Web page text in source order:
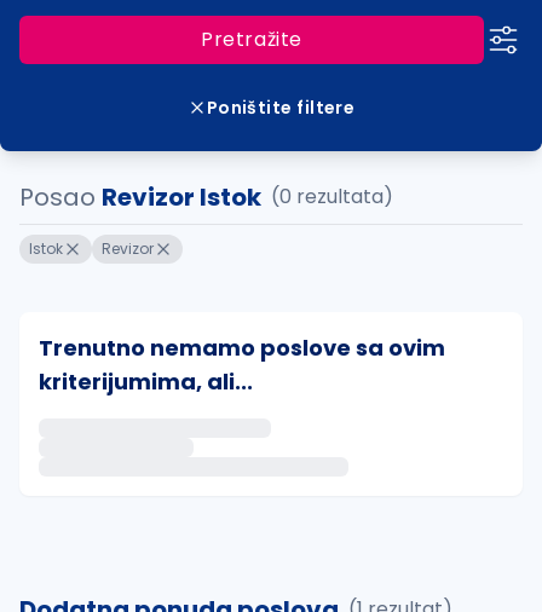
Pretražite
Poništite filtere
Posao Revizor Istok (0 rezultata)
Istok Revizor
Trenutno nemamo poslove sa ovim
kriterijumima, ali...